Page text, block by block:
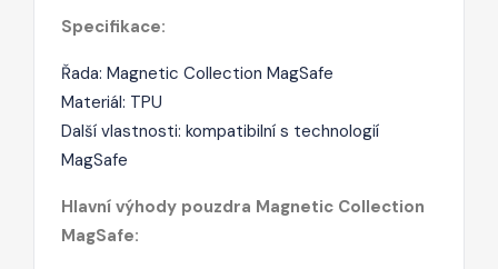
Specifikace:
Řada: Magnetic Collection MagSafe
Materiál: TPU
Další vlastnosti: kompatibilní s technologií
MagSafe
Hlavní výhody pouzdra Magnetic Collection
MagSafe: